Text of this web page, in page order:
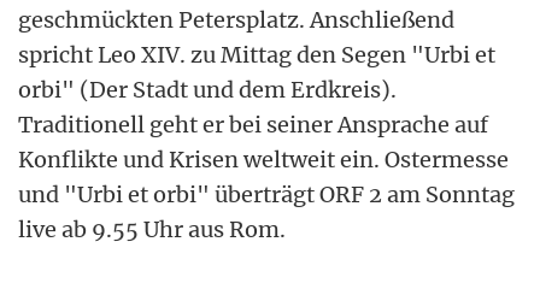
geschmückten Petersplatz. Anschließend
spricht Leo XIV. zu Mittag den Segen "Urbi et
orbi" (Der Stadt und dem Erdkreis).
Traditionell geht er bei seiner Ansprache auf
Konflikte und Krisen weltweit ein. Ostermesse
und "Urbi et orbi" überträgt ORF 2 am Sonntag
live ab 9.55 Uhr aus Rom.